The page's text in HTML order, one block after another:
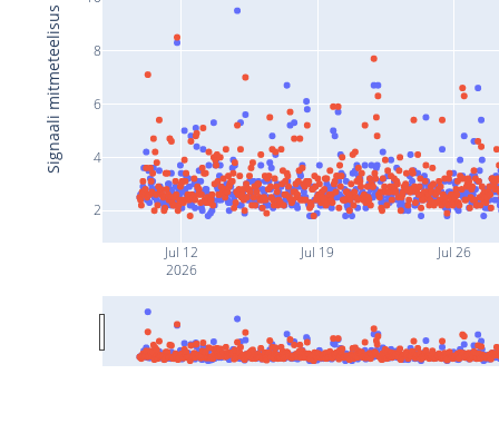
Jul 12
2026
Jul 19 Jul 26
2
4
6
8
Signaali mitmeteelisus (cm)